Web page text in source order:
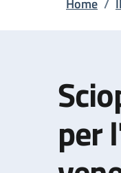
Home /
per